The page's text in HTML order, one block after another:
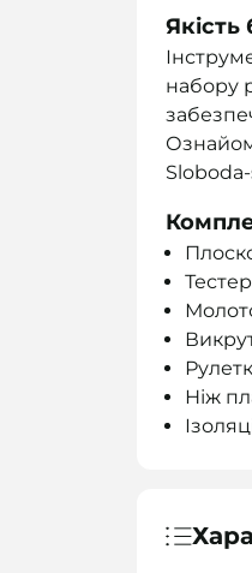
Якість
набору
Ніж